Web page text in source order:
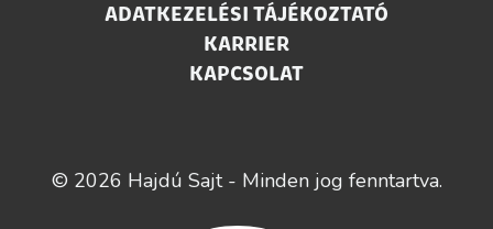
ADATKEZELÉSI TÁJÉKOZTATÓ
KARRIER
KAPCSOLAT
© 2026 Hajdú Sajt - Minden jog fenntartva.